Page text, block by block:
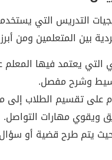
التدريس التي
بين المتعلمين ومن
التي يعتمد فيها
وشرح مفصل.
على تقسيم الطلاب
ويقوي مهارات التواصل.
يتم طرح قضية أو